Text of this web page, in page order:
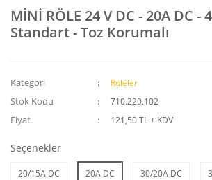
MİNİ RÖLE 24 V DC - 20A DC -
Standart - Toz Korumalı
Kategori Röleler
Stok Kodu 710.220.102
Fiyat 121,50 TL + KDV
Seçenekler
20/15A DC 20A DC 30/20A DC